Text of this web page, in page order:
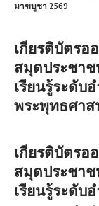
มาฆบูชา 2569
เกียรติบัตรอ
สมุดประชาช
เรียนรู้ระดับ
พระพุทธศา
เกียรติบัตรอ
สมุดประชาช
เรียนรู้ระดับ